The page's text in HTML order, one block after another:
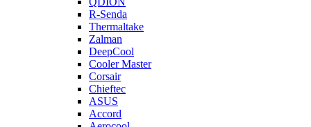
R-Senda
Thermaltake
Zalman
DeepCool
Cooler Master
Corsair
Chieftec
ASUS
Accord